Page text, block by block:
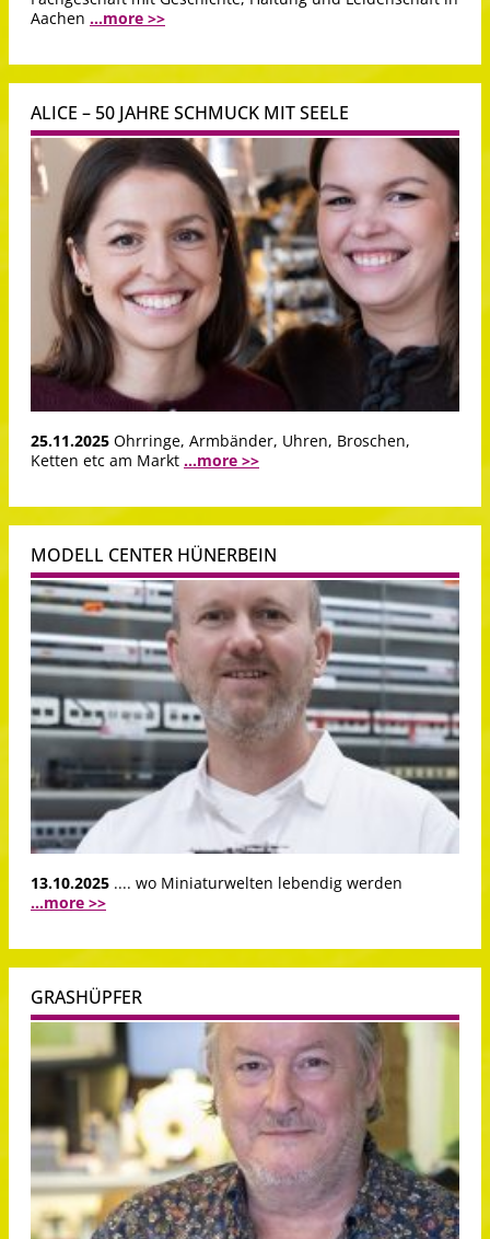
Aachen ...more >>
ALICE – 50 JAHRE SCHMUCK MIT SEELE
25.11.2025 Ohrringe, Armbänder, Uhren, Broschen,
Ketten etc am Markt ...more >>
MODELL CENTER HÜNERBEIN
13.10.2025 .... wo Miniaturwelten lebendig werden
...more >>
GRASHÜPFER